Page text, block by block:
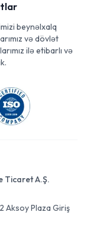
beynəlxalq
və dövlət
ilə etibarlı və
Ticaret A.Ş.
Aksoy Plaza Giriş